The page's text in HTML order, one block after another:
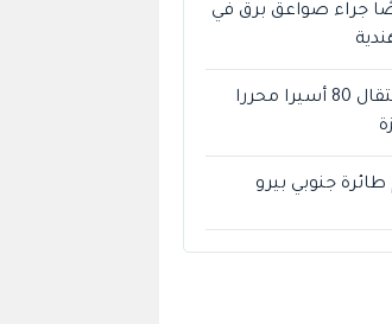
شخصًا جراء صواعق برق في
الاحتلال يعيد اعتقال 80 أسيرا محررا
جنوبي بيرو